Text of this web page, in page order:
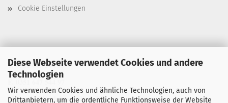
Diese Webseite verwendet Cookies und andere
Technologien
Wir verwenden Cookies und ähnliche Technologien, auch von
Drittanbietern, um die ordentliche Funktionsweise der Website
Cookie Einstellungen
T. 0351 647 544 93
F. 0351 647 544 97
M. manu@buchdruck-digital.de